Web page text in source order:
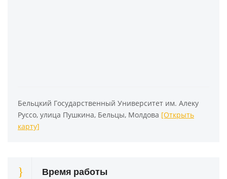
Бельцкий Государственный Университет им. Алеку
Руссо, улица Пушкина, Бельцы, Молдова [Открыть
карту]
Время работы